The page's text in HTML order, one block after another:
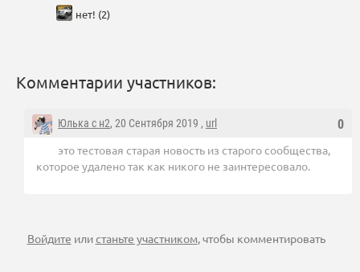
нет! (2)
Комментарии участников:
0
Юлька с н2, 20 Сентября 2019 , url
это тестовая старая новость из старого сообщества,
которое удалено так как никого не заинтересовало.
Войдите илистаньте участником, чтобы комментировать